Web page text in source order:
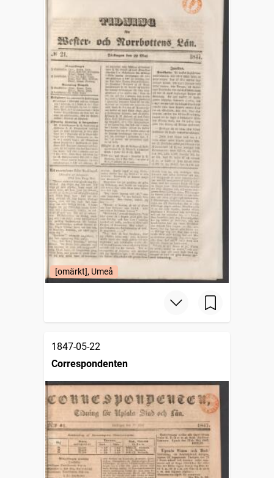
[omärkt], Umeå
1847-05-22
Correspondenten